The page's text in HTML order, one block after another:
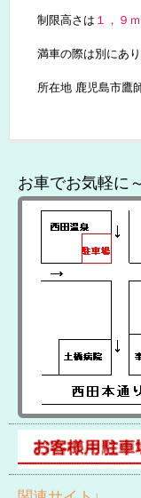
制限高さは １，９ｍ
満車の際は別にあ
所在地 鹿児島市鷹
お車でお気軽に～